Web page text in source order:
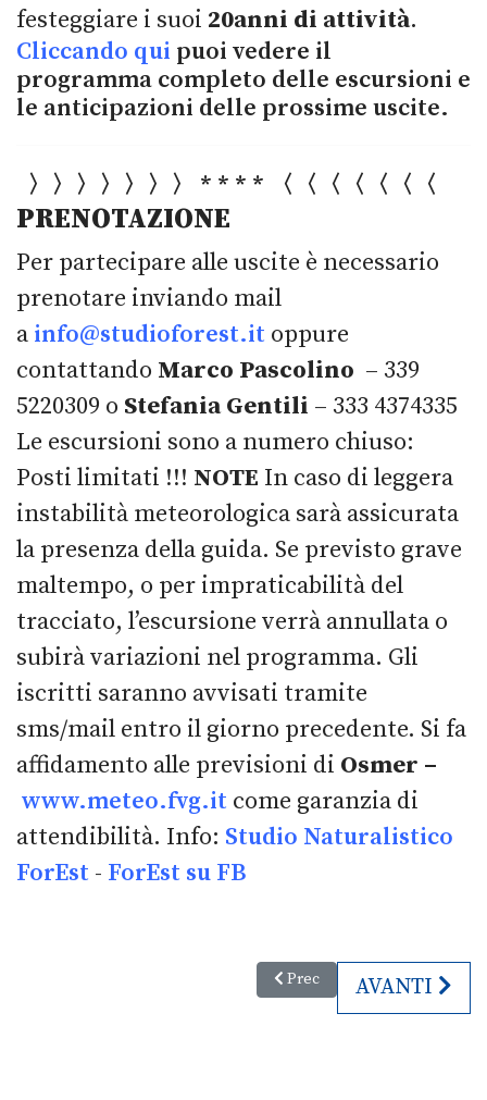
festeggiare i suoi 20anni di attività.
Cliccando qui puoi vedere il
programma completo delle escursioni e
le anticipazioni delle prossime uscite.
〉〉〉〉〉〉〉 * * * * 〈〈〈〈〈〈〈
PRENOTAZIONE
Per partecipare alle uscite è necessario
prenotare inviando mail
a info@studioforest.it oppure
contattando Marco Pascolino – 339
5220309 o Stefania Gentili – 333 4374335
Le escursioni sono a numero chiuso:
Posti limitati !!! NOTE In caso di leggera
instabilità meteorologica sarà assicurata
la presenza della guida. Se previsto grave
maltempo, o per impraticabilità del
tracciato, l’escursione verrà annullata o
subirà variazioni nel programma. Gli
iscritti saranno avvisati tramite
sms/mail entro il giorno precedente. Si fa
affidamento alle previsioni di Osmer –
www.meteo.fvg.it come garanzia di
attendibilità. Info: Studio Naturalistico
ForEst - ForEst su FB
Articolo precedente: Cinema
Prec ARTICOLO
AVANTI